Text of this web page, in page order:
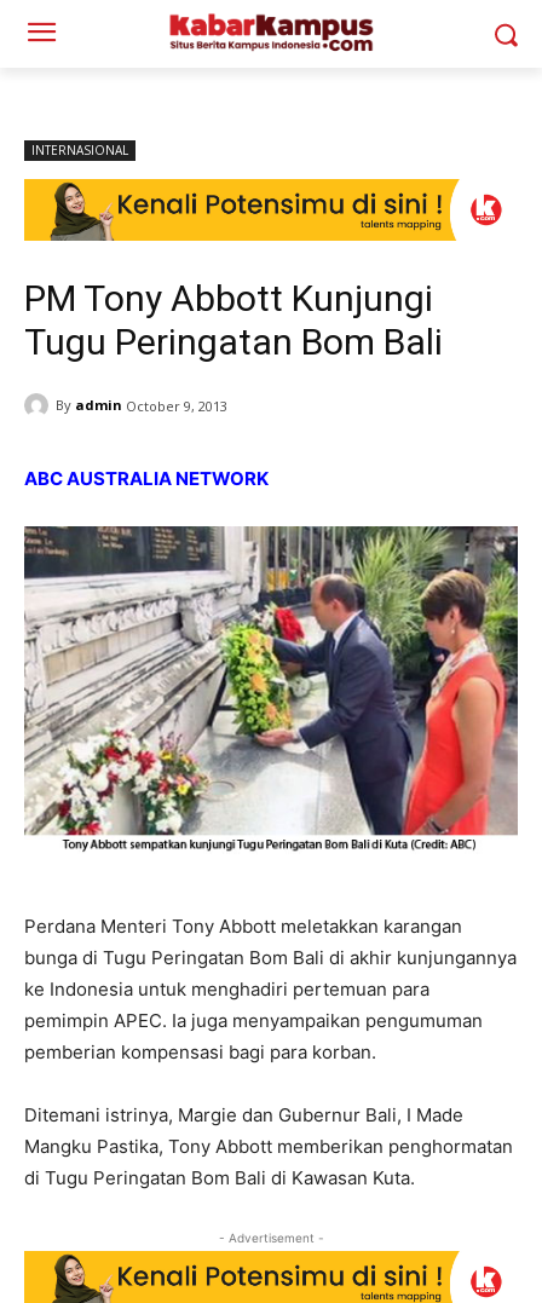
INTERNASIONAL
PM Tony Abbott Kunjungi
Tugu Peringatan Bom Bali
By admin October 9, 2013
ABC AUSTRALIA NETWORK
Perdana Menteri Tony Abbott meletakkan karangan
bunga di Tugu Peringatan Bom Bali di akhir kunjungannya
ke Indonesia untuk menghadiri pertemuan para
pemimpin APEC. Ia juga menyampaikan pengumuman
pemberian kompensasi bagi para korban.
Ditemani istrinya, Margie dan Gubernur Bali, I Made
Mangku Pastika, Tony Abbott memberikan penghormatan
di Tugu Peringatan Bom Bali di Kawasan Kuta.
- Advertisement -